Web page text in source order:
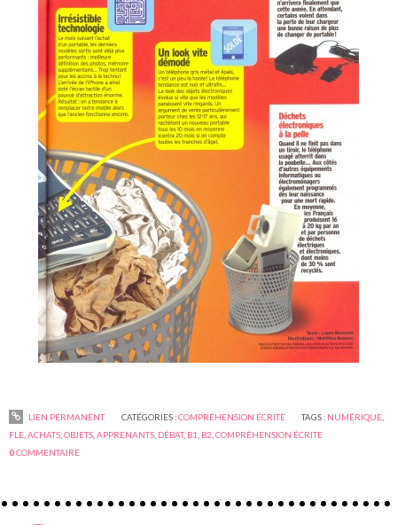
LIEN PERMANENT CATÉGORIES :COMPRÉHENSION ÉCRITE TAGS : NUMÉRIQUE,
FLE ,ACHATS ,OBJETS ,APPRENANTS DÉBAT, B1 B2 ,COMPRÉHENSION ÉCRITE
0COMMENTAIRE